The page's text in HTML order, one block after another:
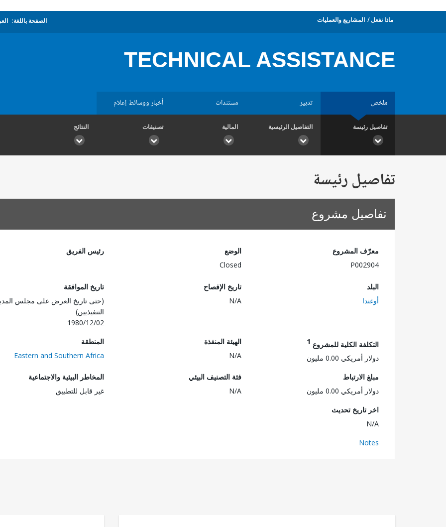
ماذا نفعل المشاريع والعمليات الصفحة باللغة:
TECHNICAL ASSISTANCE
ملخص تدبير مستندات أخبار ووسائط إعلام
تفاصيل رئيسة التفاصيل الرئيسية المالية تصنيفات النتائج
تفاصيل رئيسة
تفاصيل مشروع
معرّف المشروع
P002904
الوضع
Closed
رئيس الفريق
البلد
أوغندا
تاريخ الإفصاح
N/A
تاريخ الموافقة
(حتى تاريخ العرض على مجلس
التنفيذيين)
1980/12/02
التكلفة الكلية للمشروع 1
دولار أمريكي 0.00 مليون
الهيئة المنفذة
N/A
المنطقة
Eastern and Southern Africa
مبلغ الارتباط
دولار أمريكي 0.00 مليون
فئة التصنيف البيئي
N/A
المخاطر البيئية والاجتماعية
غير قابل للتطبيق
اخر تاريخ تحديث
N/A
Notes